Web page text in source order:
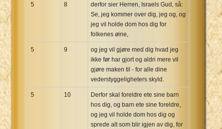
5 8
derfor sier Herren, Israels Gud, så:
Se, jeg kommer over dig, jeg og, og
jeg vil holde dom hos dig for
folkenes øine,
5 9
og jeg vil gjøre med dig hvad jeg
ikke før har gjort og aldri mere vil
gjøre maken til - for alle dine
vederstyggeligheters skyld.
5 10
Derfor skal foreldre ete sine barn
hos dig, og barn ete sine foreldre,
og jeg vil holde dom hos dig og
sprede alt som blir igjen av dig, for